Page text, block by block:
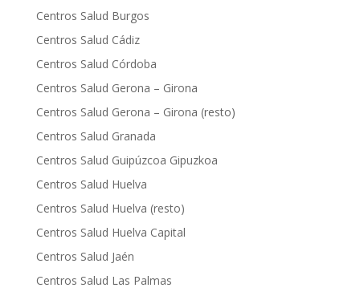
Centros Salud Burgos
Centros Salud Cádiz
Centros Salud Córdoba
Centros Salud Gerona – Girona
Centros Salud Gerona – Girona (resto)
Centros Salud Granada
Centros Salud Guipúzcoa Gipuzkoa
Centros Salud Huelva
Centros Salud Huelva (resto)
Centros Salud Huelva Capital
Centros Salud Jaén
Centros Salud Las Palmas